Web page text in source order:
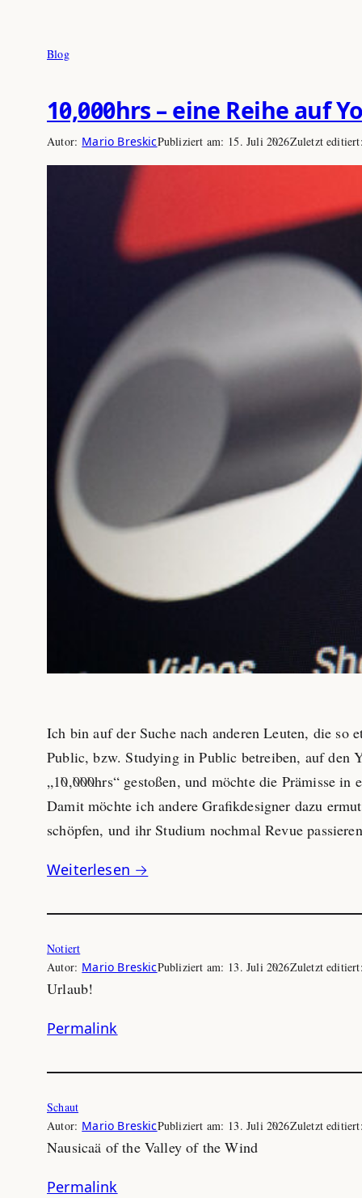
Blog
10,000hrs – eine Reihe auf
Autor: Mario BreskicPubliziert am: 15. Juli 2026Zuletzt
Ich bin auf der Suche nach anderen Leuten, die so
Public, bzw. Studying in Public betreiben, auf den
„10,000hrs“ gestoßen, und möchte die Prämisse
Damit möchte ich andere Grafikdesigner dazu
schöpfen, und ihr Studium nochmal Revue
Weiterlesen →
Notiert
Autor: Mario BreskicPubliziert am: 13. Juli 2026Zuletzt
Urlaub!
Permalink
Schaut
Autor: Mario BreskicPubliziert am: 13. Juli 2026Zuletzt
Nausicaä of the Valley of the Wind
Permalink